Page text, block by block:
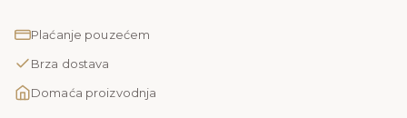
crnaPlaćanje pouzećem
Brza dostava
Domaća proizvodnja